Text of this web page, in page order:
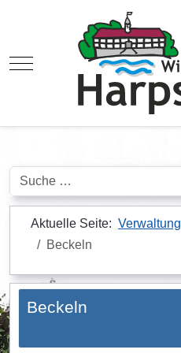
Mobile Menu Toggle
Suchen
Aktuelle Seite: Verwaltung
Beckeln
Beckeln